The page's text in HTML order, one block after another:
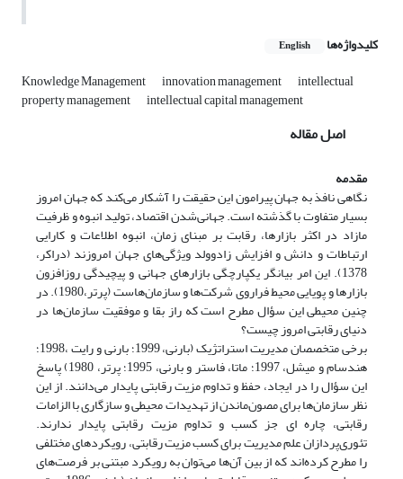
کلیدواژه‌ها English
Knowledge Management innovation management intellectual
property management intellectual capital management
اصل مقاله
مقدمه
نگاهی نافذ به جهان پیرامون این حقیقت را آشکار می‌کند که جهان امروز
بسیار متفاوت با گذشته است. جهانی‌شدن اقتصاد، تولید انبوه و ظرفیت
مازاد در اکثر بازارها، رقابت بر مبنای زمان، انبوه اطلاعات و کارایی
ارتباطات و دانش و افزایش زاد‌و‌ولد ویژگی‌های جهان امروزند (دراکر،
1378). این امر بیانگر یکپارچگی بازارهای جهانی و پیچیدگی روزافزون
بازارها و پویایی محیط فراروی شرکت‌ها و سازمان‌هاست (پرتر،1980). در
چنین محیطی این سؤال مطرح است که راز بقا و موفقیت سازمان‌ها در
دنیای رقابتی امروز چیست؟
برخی متخصصان مدیریت استراتژیک (بارنی، 1999؛ بارنی و رایت ،1998؛
هندسام و میشل، 1997؛ ماتا، فاستر و بارنی، 1995؛ پرتر، 1980) پاسخ
این سؤال را در ایجاد، حفظ و تداوم مزیت رقابتی پایدار می‌دانند. از این
نظر سازمان‌ها برای مصون‌ماندن از تهدیدات محیطی و سازگاری با الزامات
رقابتی، چاره ای جز کسب و تداوم مزیت رقابتی پایدار ندارند.
تئوری‌پردازان علم مدیریت برای کسب مزیت رقابتی، رویکردهای مختلفی
را مطرح کرده‌اند که از بین آن‌ها می‌توان به رویکرد مبتنی بر فرصت‌های